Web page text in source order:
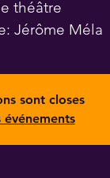
théâtre
Jérôme Méla
sont closes